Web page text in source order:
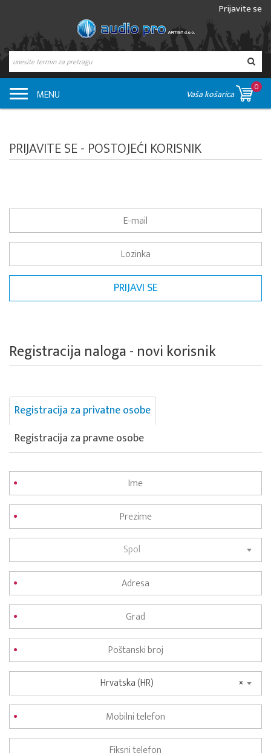
Prijavite se
MENU Vaša košarica
0
PRIJAVITE SE - POSTOJEĆI KORISNIK
Registracija naloga - novi korisnik
Registracija za privatne osobe
Registracija za pravne osobe
Spol
×
Hrvatska (HR)